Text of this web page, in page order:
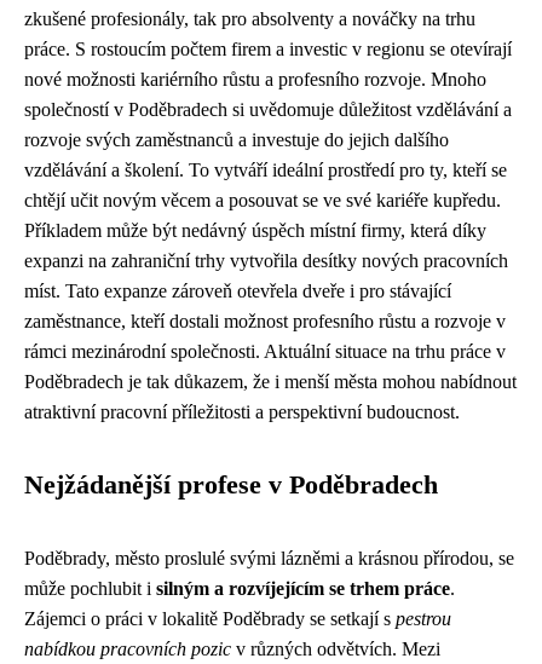
zkušené profesionály, tak pro absolventy a nováčky na trhu
práce. S rostoucím počtem firem a investic v regionu se otevírají
nové možnosti kariérního růstu a profesního rozvoje. Mnoho
společností v Poděbradech si uvědomuje důležitost vzdělávání a
rozvoje svých zaměstnanců a investuje do jejich dalšího
vzdělávání a školení. To vytváří ideální prostředí pro ty, kteří se
chtějí učit novým věcem a posouvat se ve své kariéře kupředu.
Příkladem může být nedávný úspěch místní firmy, která díky
expanzi na zahraniční trhy vytvořila desítky nových pracovních
míst. Tato expanze zároveň otevřela dveře i pro stávající
zaměstnance, kteří dostali možnost profesního růstu a rozvoje v
rámci mezinárodní společnosti. Aktuální situace na trhu práce v
Poděbradech je tak důkazem, že i menší města mohou nabídnout
atraktivní pracovní příležitosti a perspektivní budoucnost.
Nejžádanější profese v Poděbradech
Poděbrady, město proslulé svými lázněmi a krásnou přírodou, se
může pochlubit i silným a rozvíjejícím se trhem práce.
Zájemci o práci v lokalitě Poděbrady se setkají s pestrou
nabídkou pracovních pozic v různých odvětvích. Mezi